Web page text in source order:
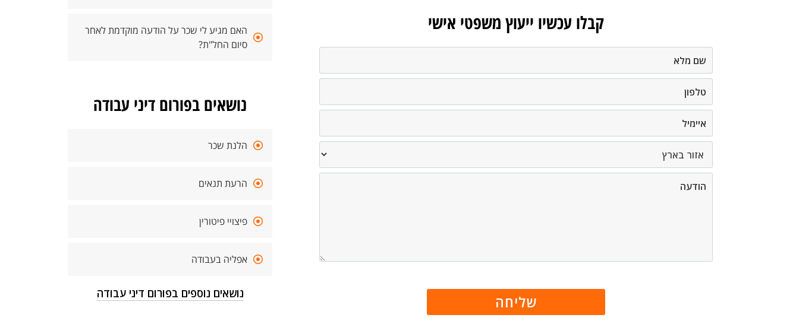
קבלו עכשיו ייעוץ משפטי אישי
האם מגיע לי שכר על הודעה מוקדמת לאחר
סיום החל"ת?
נושאים בפורום דיני עבודה
הלנת שכר
הרעת תנאים
פיצויי פיטורין
אפליה בעבודה
נושאים נוספים בפורום דיני עבודה